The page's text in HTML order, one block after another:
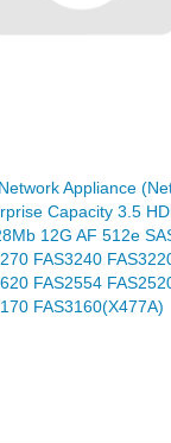
Appliance
Capacity 3.5
12G AF 512e
FAS3240
FAS2554
FAS3160(X477A)